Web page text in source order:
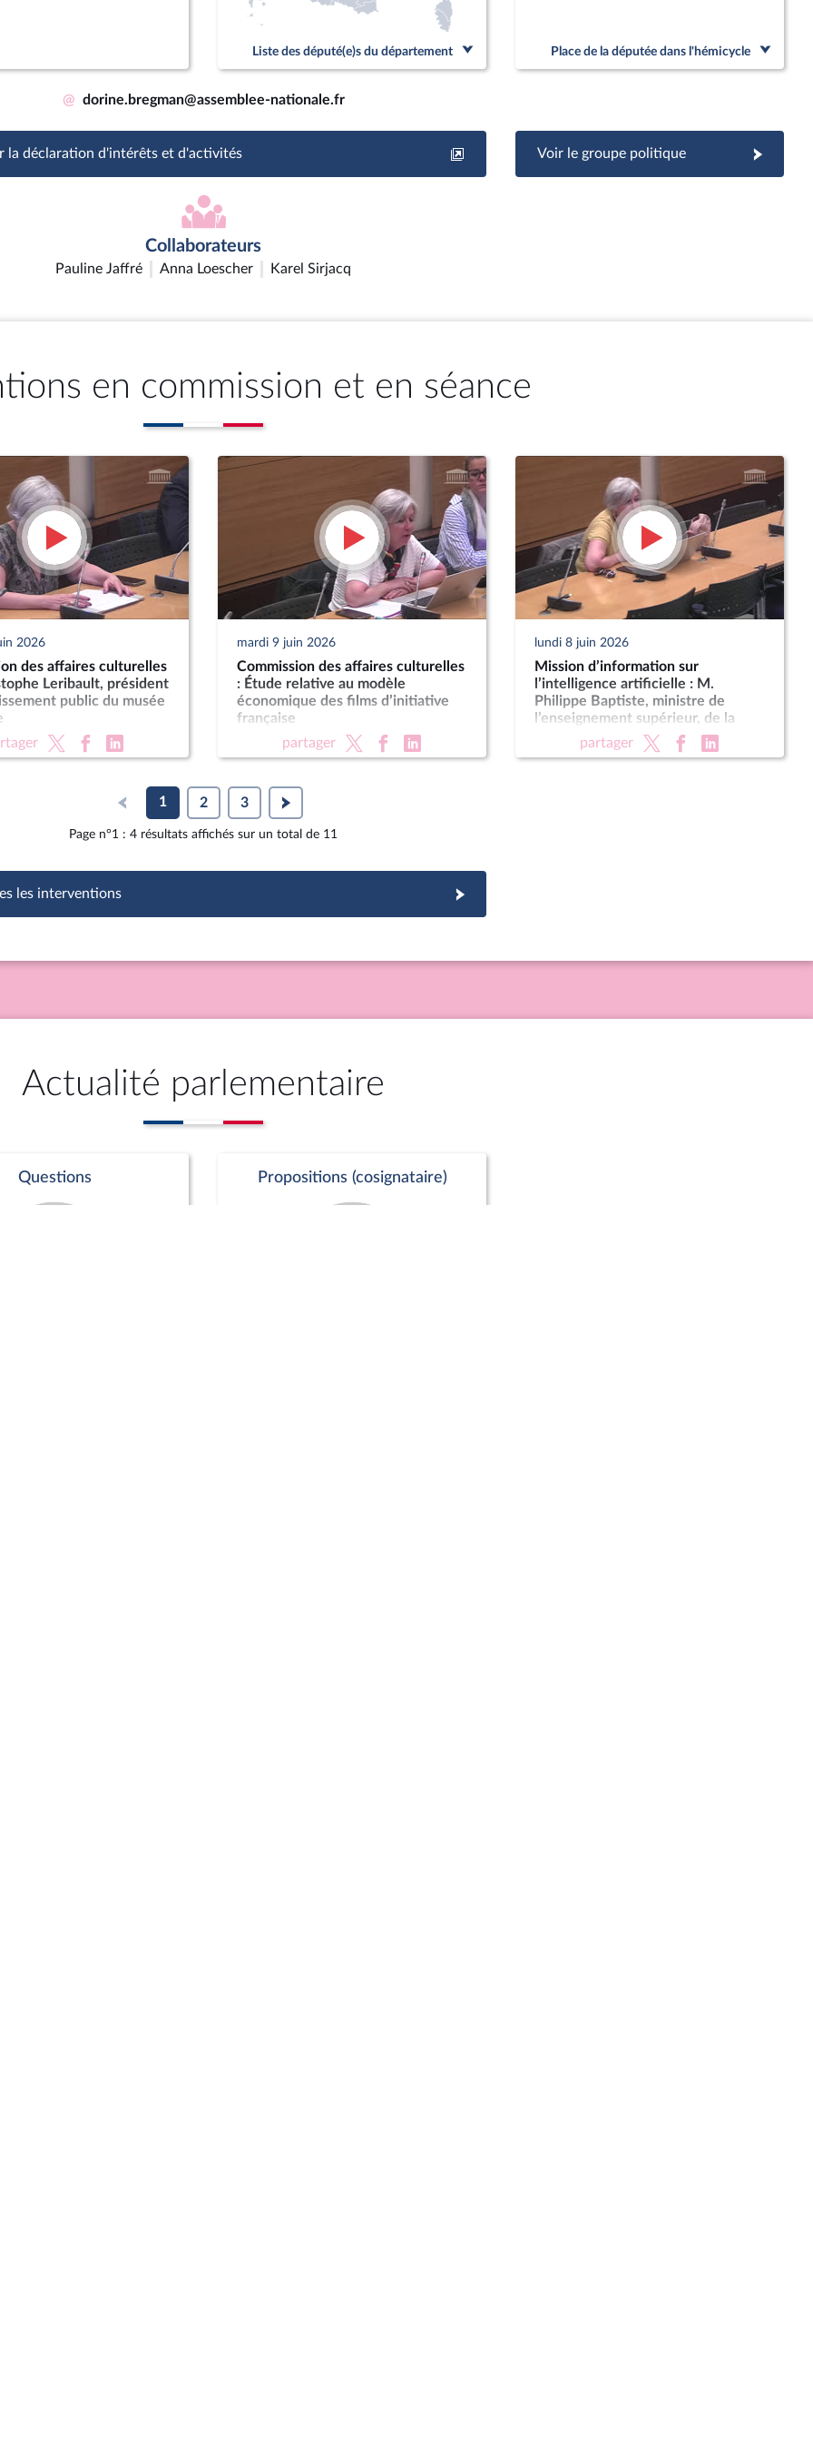
Liste des député(e)s du département Place de la députée dans l'hémicycle
@ dorine.bregman@assemblee-nationale.fr
la déclaration d'intérêts et d'activités Voir le groupe politique
Collaborateurs
Pauline Jaffré Anna Loescher Karel Sirjacq
en commission et en séance
2026
des affaires culturelles
Leribault, président
public du musée
mardi 9 juin 2026
Commission des affaires culturelles
: Étude relative au modèle
économique des films d’initiative
française
partager
lundi 8 juin 2026
Mission d’information sur
l’intelligence artificielle : M.
Philippe Baptiste, ministre de
l’enseignement supérieur, de la
recherche et de l’espace
partager
1 2 3
Page n°1 : 4 résultats affichés sur un total de 11
les interventions
Actualité parlementaire
Questions Propositions (cosignataire)